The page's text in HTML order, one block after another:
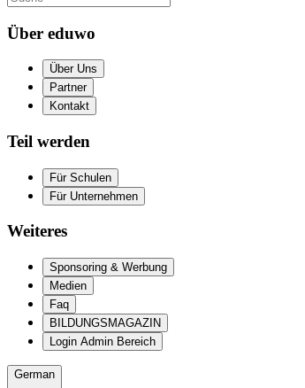
Über eduwo
Über Uns
Partner
Kontakt
Teil werden
Für Schulen
Für Unternehmen
Weiteres
Sponsoring & Werbung
Medien
Faq
BILDUNGSMAGAZIN
Login Admin Bereich
German